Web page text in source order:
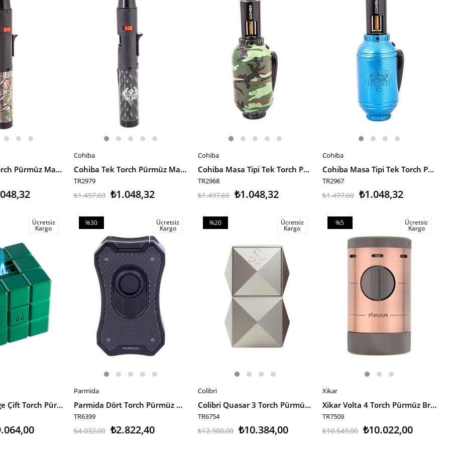
Cohiba Tek Torch Pürmüz Masa Tipi Puro Çakmağı
SEPETE EKLE
Cohiba
Cohiba Tek Torch Pürmüz Masa Tipi Puro Çakmağı
TR2979
₺1.048,32
₺1.497,60
SEPETE EKLE
Cohiba
Cohiba Masa Tipi Tek Torch Pürmüz Kamuflaj Desen Puro Çakmağı
TR2968
₺1.048,32
₺1.497,60
SEPETE EKLE
Cohiba
Cohiba Masa Tipi Tek Torch Pürmüz Puro Çakmağı
TR2967
₺1.048,32
₺1.497,60
Ücretsiz
Kargo
Colibri Heritage Çift Torch Pürmüz & Soft Flame Yeşil Masa Tipi Puro Çakmağı
SEPETE EKLE
%30
%30İndirim
Ücretsiz
Kargo
Parmida
Parmida Dört Torch Pürmüz Masa Tipi Siyah Puro Çakmağı
TR6399
₺2.822,40
₺4.032,00
SEPETE EKLE
%20
%20İndirim
Ücretsiz
Kargo
Colibri
Colibri Quasar 3 Torch Pürmüz Gümüş Masa Tipi Puro Çakmağı
TR6754
₺10.384,00
₺12.980,00
SEPETE EKLE
%5
%5İndirim
Ücretsiz
Kargo
Xikar
Xikar Volta 4 Torch Pürmüz Bronz Puro Çakmağı
TR7509
₺10.022,00
₺10.549,00